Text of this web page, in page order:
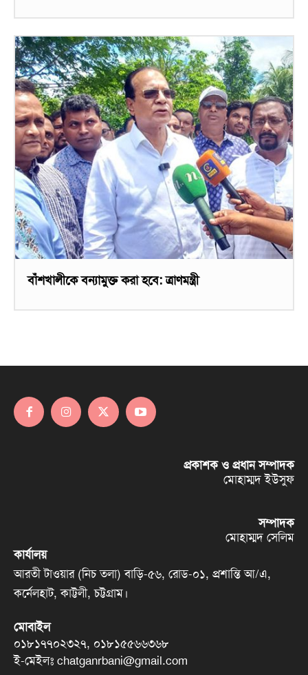
বাঁশখালীকে বন্যামুক্ত করা হবে: ত্রাণমন্ত্রী
প্রকাশক ও প্রধান সম্পাদক
মোহাম্মদ ইউসুফ
সম্পাদক
মোহাম্মদ সেলিম
কার্যালয়
আরতী টাওয়ার (নিচ তলা) বাড়ি-৫৬, রোড-০১, প্রশান্তি আ/এ,
কর্নেলহাট, কাট্টলী, চট্টগ্রাম।
মোবাইল
০১৮১৭৭০২৩২৭, ০১৮১৫৫৬৬৩৬৮
ই-মেইলঃ chatganrbani@gmail.com